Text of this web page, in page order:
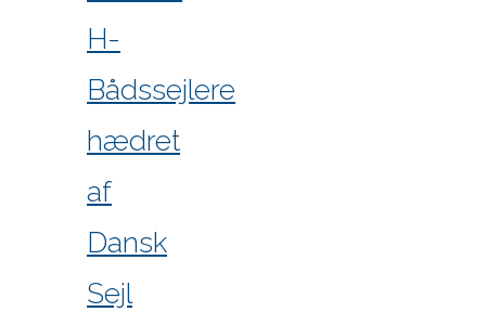
H-
Bådssejlere
hædret
af
Dansk
Sejl